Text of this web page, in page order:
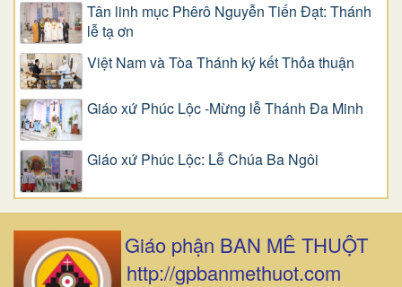
Tân linh mục Phêrô Nguyễn Tiến Đạt: Thánh
lễ tạ ơn
Việt Nam và Tòa Thánh ký kết Thỏa thuận
Giáo xứ Phúc Lộc -Mừng lễ Thánh Đa Minh
Giáo xứ Phúc Lộc: Lễ Chúa Ba Ngôi
Giáo phận BAN MÊ THUỘT
http://gpbanmethuot.com